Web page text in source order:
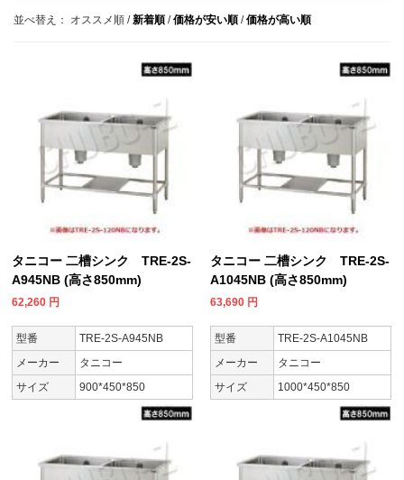
並べ替え： オススメ順 /新着順 /価格が安い順 /価格が高い順
タニコー 二槽シンク TRE-2S-
A945NB (高さ850mm)
62,260 円
型番
TRE-2S-A945NB
メーカー
タニコー
サイズ
900*450*850
タニコー 二槽シンク TRE-2S-
A1045NB (高さ850mm)
63,690 円
型番
TRE-2S-A1045NB
メーカー
タニコー
サイズ
1000*450*850